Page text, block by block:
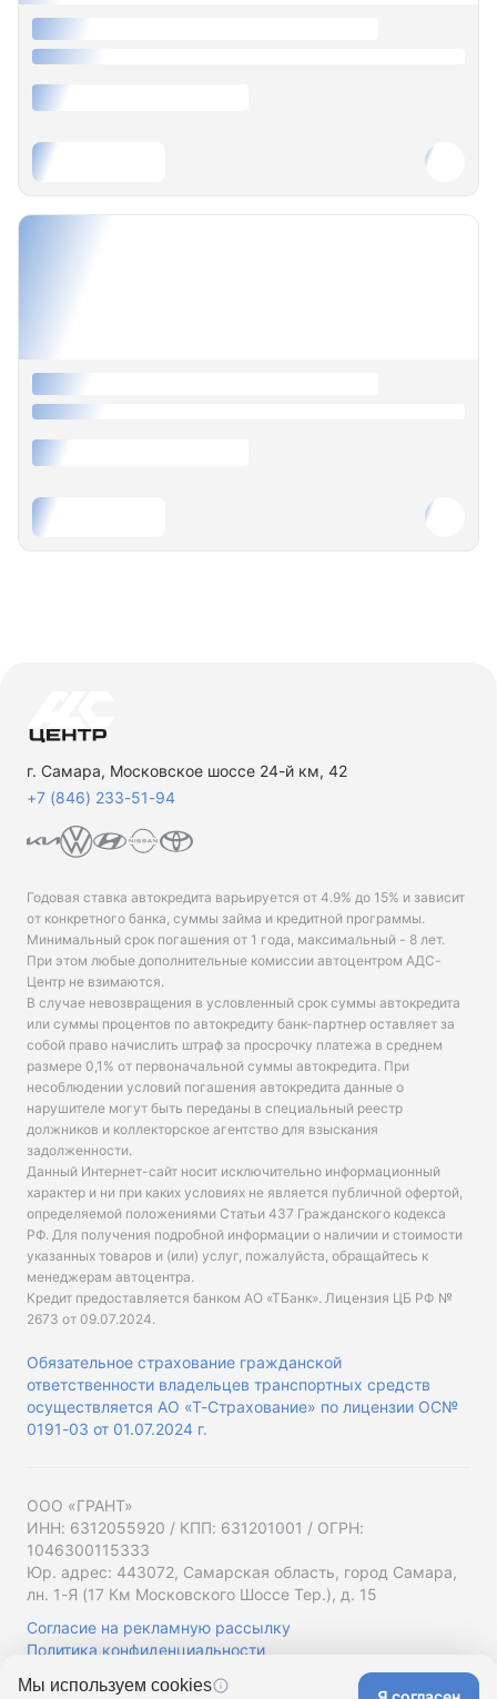
г. Самара, Московское шоссе 24-й км, 42
+7 (846) 233-51-94
Годовая ставка автокредита варьируется от 4.9% до 15% и зависит
от конкретного банка, суммы займа и кредитной программы.
Минимальный срок погашения от 1 года, максимальный - 8 лет.
При этом любые дополнительные комиссии автоцентром АДС-
Центр не взимаются.
В случае невозвращения в условленный срок суммы автокредита
или суммы процентов по автокредиту банк-партнер оставляет за
собой право начислить штраф за просрочку платежа в среднем
размере 0,1% от первоначальной суммы автокредита. При
несоблюдении условий погашения автокредита данные о
нарушителе могут быть переданы в специальный реестр
должников и коллекторское агентство для взыскания
задолженности.
Данный Интернет-сайт носит исключительно информационный
характер и ни при каких условиях не является публичной офертой,
определяемой положениями Статьи 437 Гражданского кодекса
РФ. Для получения подробной информации о наличии и стоимости
указанных товаров и (или) услуг, пожалуйста, обращайтесь к
менеджерам автоцентра.
Кредит предоставляется банком АО «ТБанк». Лицензия ЦБ РФ №
2673 от 09.07.2024.
Обязательное страхование гражданской
ответственности владельцев транспортных средств
осуществляется АО «Т-Страхование» по лицензии ОС№
0191-03 от 01.07.2024 г.
ООО «ГРАНТ»
ИНН: 6312055920 / КПП: 631201001 / ОГРН:
1046300115333
Юр. адрес: 443072, Самарская область, город Самара,
лн. 1-Я (17 Км Московского Шоссе Тер.), д. 15
Согласие на рекламную рассылку
Политика конфиденциальности
Мы используем cookies